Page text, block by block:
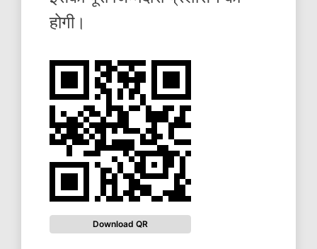
होगी।
Download QR